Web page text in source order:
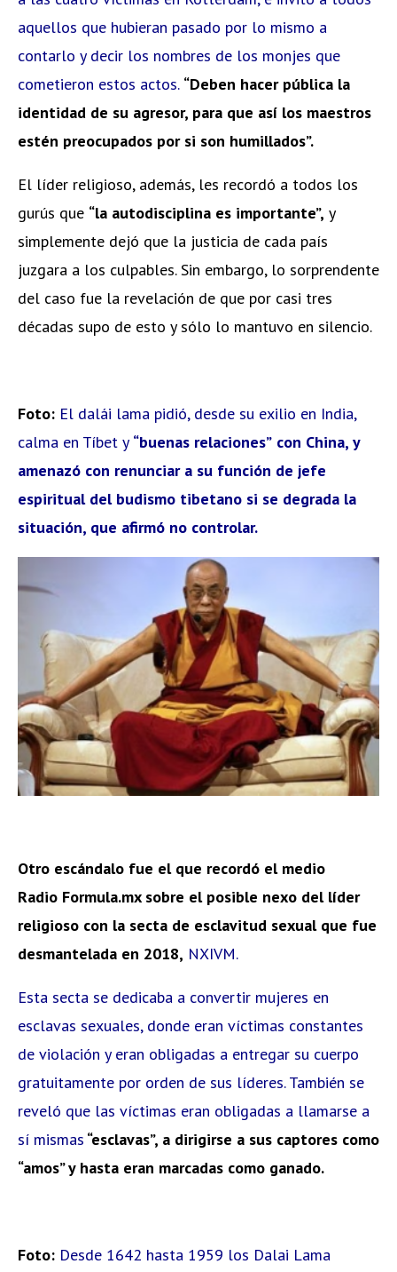
aquellos que hubieran pasado por lo mismo a
contarlo y decir los nombres de los monjes que
cometieron estos actos. “Deben hacer pública la
identidad de su agresor, para que así los maestros
estén preocupados por si son humillados”.
El líder religioso, además, les recordó a todos los
gurús que “la autodisciplina es importante”, y
simplemente dejó que la justicia de cada país
juzgara a los culpables. Sin embargo, lo sorprendente
del caso fue la revelación de que por casi tres
décadas supo de esto y sólo lo mantuvo en silencio.
Foto: El dalái lama pidió, desde su exilio en India,
calma en Tíbet y “buenas relaciones” con China, y
amenazó con renunciar a su función de jefe
espiritual del budismo tibetano si se degrada la
situación, que afirmó no controlar.
Otro escándalo fue el que recordó el medio
Radio Formula.mx sobre el posible nexo del líder
religioso con la secta de esclavitud sexual que fue
desmantelada en 2018, NXIVM.
Esta secta se dedicaba a convertir mujeres en
esclavas sexuales, donde eran víctimas constantes
de violación y eran obligadas a entregar su cuerpo
gratuitamente por orden de sus líderes. También se
reveló que las víctimas eran obligadas a llamarse a
sí mismas “esclavas”, a dirigirse a sus captores como
“amos” y hasta eran marcadas como ganado.
Foto: Desde 1642 hasta 1959 los Dalai Lama